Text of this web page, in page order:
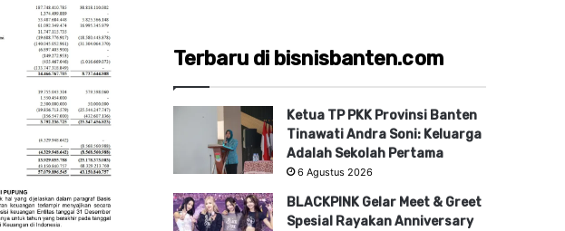
Terbaru di bisnisbanten.com
Ketua TP PKK Provinsi Banten
Tinawati Andra Soni: Keluarga
Adalah Sekolah Pertama
6 Agustus 2026
BLACKPINK Gelar Meet & Greet
Spesial Rayakan Anniversary